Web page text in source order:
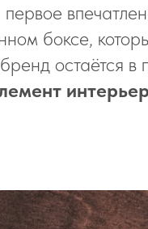
первое
боксе,
остаётся в